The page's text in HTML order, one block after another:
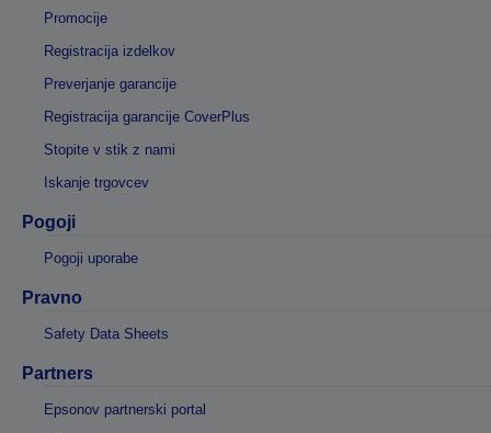
Promocije
Registracija izdelkov
Preverjanje garancije
Registracija garancije CoverPlus
Stopite v stik z nami
Iskanje trgovcev
Pogoji
Pogoji uporabe
Pravno
Safety Data Sheets
Partners
Epsonov partnerski portal